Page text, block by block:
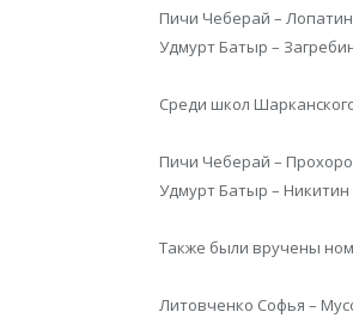
Пичи Чеберай –
Удмурт Батыр –
Среди школ
Пичи Чеберай –
Удмурт Батыр –
Также были вручены
Литовченко Софья –